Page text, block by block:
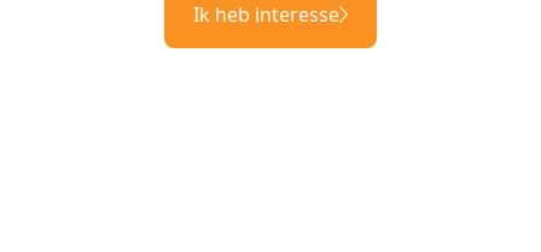
Ik heb interesse